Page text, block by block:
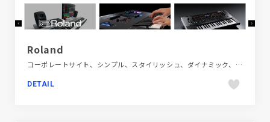
Roland
コーポレートサイト、シンプル、スタイリッシュ、ダイナミック、デザイン・アート・音楽・文芸、フラットデザイン、ブラック系 、ブランド・サービスサイト、ホワイト系、商品紹介、大きめ写真
DETAIL